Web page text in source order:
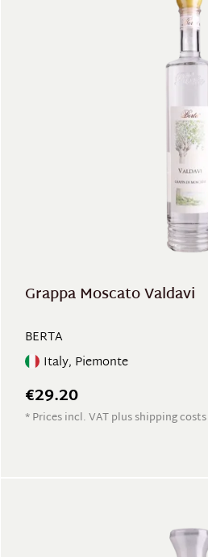
Grappa Moscato Valdavi
BERTA
Italy, Piemonte
€29.20
* Prices incl. VAT plus shipping costs